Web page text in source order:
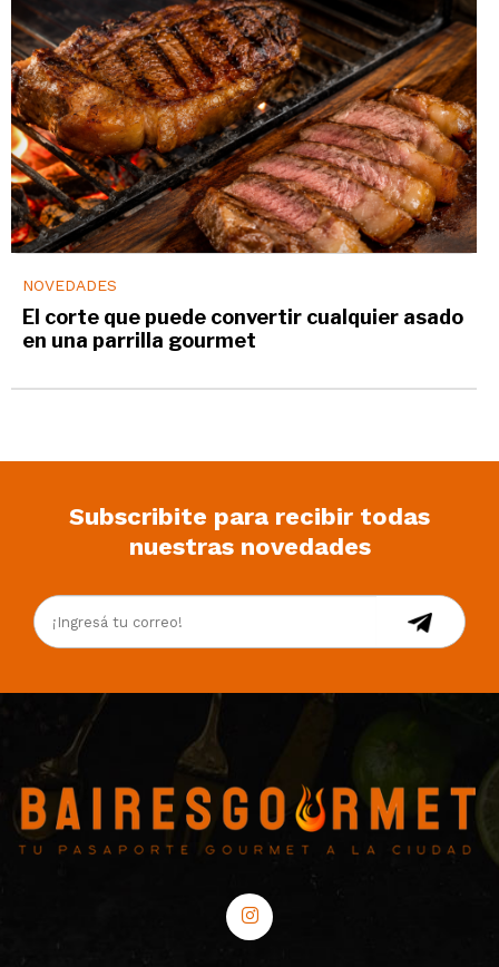
NOVEDADES
El corte que puede convertir cualquier asado
en una parrilla gourmet
Subscribite para recibir todas
nuestras novedades